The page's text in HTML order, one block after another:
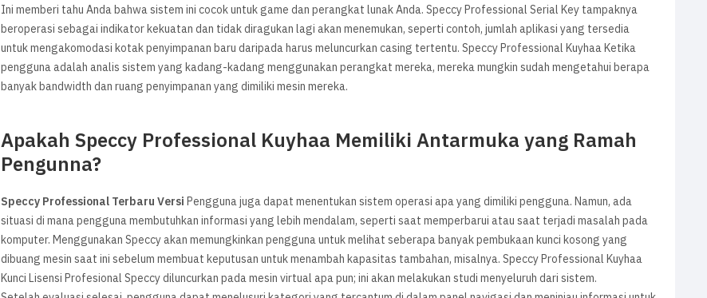
Ini memberi tahu Anda bahwa sistem ini cocok untuk game dan perangkat lunak Anda. Speccy Professional Serial Key tampaknya
beroperasi sebagai indikator kekuatan dan tidak diragukan lagi akan menemukan, seperti contoh, jumlah aplikasi yang tersedia
untuk mengakomodasi kotak penyimpanan baru daripada harus meluncurkan casing tertentu. Speccy Professional Kuyhaa Ketika
pengguna adalah analis sistem yang kadang-kadang menggunakan perangkat mereka, mereka mungkin sudah mengetahui berapa
banyak bandwidth dan ruang penyimpanan yang dimiliki mesin mereka.
Apakah Speccy Professional Kuyhaa Memiliki Antarmuka yang Ramah
Pengunna?
Speccy Professional Terbaru VersiPengguna juga dapat menentukan sistem operasi apa yang dimiliki pengguna. Namun, ada
situasi di mana pengguna membutuhkan informasi yang lebih mendalam, seperti saat memperbarui atau saat terjadi masalah pada
komputer. Menggunakan Speccy akan memungkinkan pengguna untuk melihat seberapa banyak pembukaan kunci kosong yang
dibuang mesin saat ini sebelum membuat keputusan untuk menambah kapasitas tambahan, misalnya. Speccy Professional Kuyhaa
Kunci Lisensi Profesional Speccy diluncurkan pada mesin virtual apa pun; ini akan melakukan studi menyeluruh dari sistem.